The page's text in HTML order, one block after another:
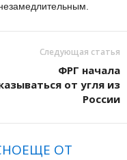
Следующая статья
ФРГ начала
от угля из
России
ЕЩЕ ОТ